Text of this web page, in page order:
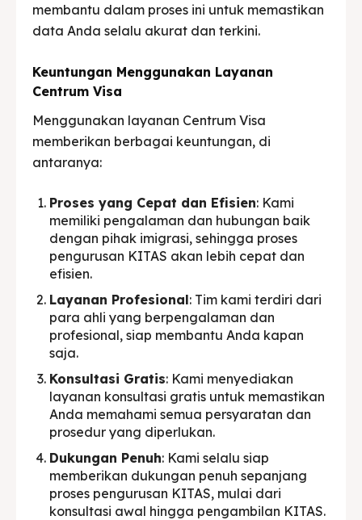
membantu dalam proses ini untuk memastikan
data Anda selalu akurat dan terkini.
Keuntungan Menggunakan Layanan
Centrum Visa
Menggunakan layanan Centrum Visa
memberikan berbagai keuntungan, di
antaranya:
Proses yang Cepat dan Efisien: Kami
memiliki pengalaman dan hubungan baik
dengan pihak imigrasi, sehingga proses
pengurusan KITAS akan lebih cepat dan
efisien.
Layanan Profesional: Tim kami terdiri dari
para ahli yang berpengalaman dan
profesional, siap membantu Anda kapan
saja.
Konsultasi Gratis: Kami menyediakan
layanan konsultasi gratis untuk memastikan
Anda memahami semua persyaratan dan
prosedur yang diperlukan.
Dukungan Penuh: Kami selalu siap
memberikan dukungan penuh sepanjang
proses pengurusan KITAS, mulai dari
konsultasi awal hingga pengambilan KITAS.